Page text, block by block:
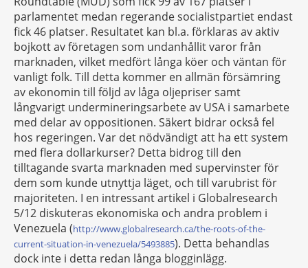
parlamentet medan regerande socialistpartiet endast
fick 46 platser. Resultatet kan bl.a. förklaras av aktiv
bojkott av företagen som undanhållit varor från
marknaden, vilket medfört långa köer och väntan för
vanligt folk. Till detta kommer en allmän försämring
av ekonomin till följd av låga oljepriser samt
långvarigt undermineringsarbete av USA i samarbete
med delar av oppositionen. Säkert bidrar också fel
hos regeringen. Var det nödvändigt att ha ett system
med flera dollarkurser? Detta bidrog till den
tilltagande svarta marknaden med supervinster för
dem som kunde utnyttja läget, och till varubrist för
majoriteten. I en intressant artikel i Globalresearch
5/12 diskuteras ekonomiska och andra problem i
Venezuela (http://www.globalresearch.ca/the-roots-of-the-
current-situation-in-venezuela/5493885). Detta behandlas
dock inte i detta redan långa blogginlägg.